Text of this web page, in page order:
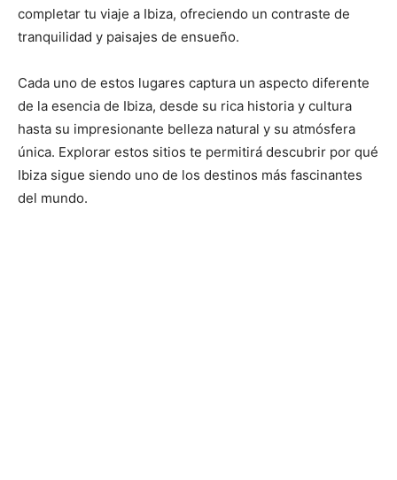
completar tu viaje a Ibiza, ofreciendo un contraste de
tranquilidad y paisajes de ensueño.
Cada uno de estos lugares captura un aspecto diferente
de la esencia de Ibiza, desde su rica historia y cultura
hasta su impresionante belleza natural y su atmósfera
única. Explorar estos sitios te permitirá descubrir por qué
Ibiza sigue siendo uno de los destinos más fascinantes
del mundo.